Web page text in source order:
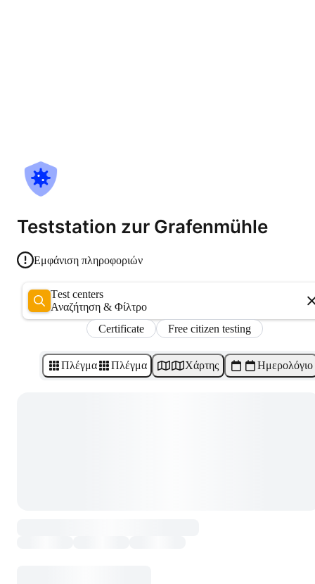
Teststation zur Grafenmühle
Εμφάνιση πληροφοριών
Test centers
Αναζήτηση & Φίλτρο
Certificate
Free citizen testing
Πλέγμα Πλέγμα Χάρτης Ημερολόγιο